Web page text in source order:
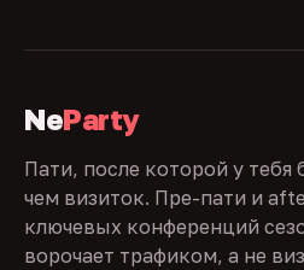
NeParty
Пати, после которой у тебя
чем визиток. Пре-пати и
ключевых конференций
ворочает трафиком, а не